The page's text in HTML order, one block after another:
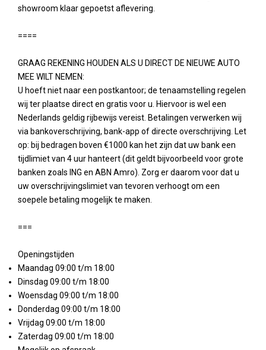
showroom klaar gepoetst aflevering.
====
GRAAG REKENING HOUDEN ALS U DIRECT DE NIEUWE AUTO
MEE WILT NEMEN:
U hoeft niet naar een postkantoor; de tenaamstelling regelen
wij ter plaatse direct en gratis voor u. Hiervoor is wel een
Nederlands geldig rijbewijs vereist. Betalingen verwerken wij
via bankoverschrijving, bank-app of directe overschrijving. Let
op: bij bedragen boven €1000 kan het zijn dat uw bank een
tijdlimiet van 4 uur hanteert (dit geldt bijvoorbeeld voor grote
banken zoals ING en ABN Amro). Zorg er daarom voor dat u
uw overschrijvingslimiet van tevoren verhoogt om een
soepele betaling mogelijk te maken.
===
Openingstijden
Maandag 09:00 t/m 18:00
Dinsdag 09:00 t/m 18:00
Woensdag 09:00 t/m 18:00
Donderdag 09:00 t/m 18:00
Vrijdag 09:00 t/m 18:00
Zaterdag 09:00 t/m 18:00